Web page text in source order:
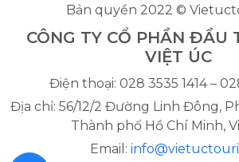
Bản quyền 2022 ©
CÔNG TY CỔ PHẦN ĐẦU
VIỆT ÚC
Điện thoại: 028 3535 1414 –
Địa chỉ: 56/12/2 Đường Linh Đông,
Thành phố Hồ Chí Minh,
Email: